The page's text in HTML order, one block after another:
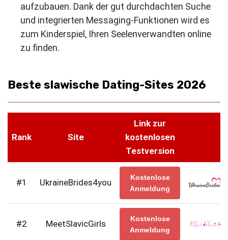
aufzubauen. Dank der gut durchdachten Suche
und integrierten Messaging-Funktionen wird es
zum Kinderspiel, Ihren Seelenverwandten online
zu finden.
Beste slawische Dating-Sites 2026
Rank Site
Link zur
kostenlosen
Testversion
#1 UkraineBrides4you
Kostenlose
Anmeldung
#2 MeetSlavicGirls
Kostenlose
Anmeldung